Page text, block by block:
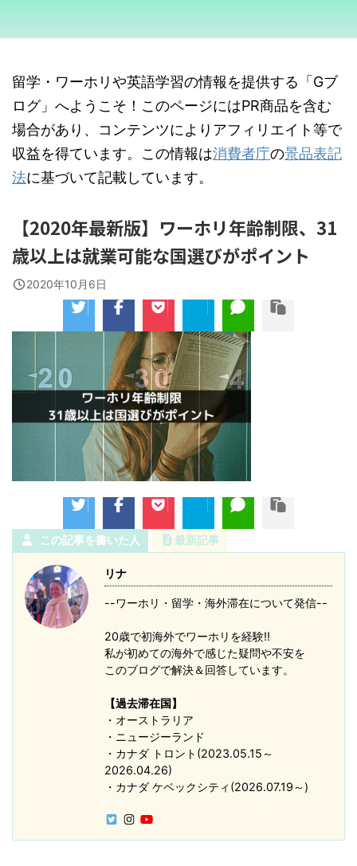
留学・ワーホリや英語学習の情報を提供する「Gブ
ログ」へようこそ！このページにはPR商品を含む
場合があり、コンテンツによりアフィリエイト等で
収益を得ています。この情報は消費者庁の景品表記
法に基づいて記載しています。
【2020年最新版】ワーホリ年齢制限、31
歳以上は就業可能な国選びがポイント
2020年10月6日
この記事を書いた人 最新記事
リナ
--ワーホリ・留学・海外滞在について発信--
20歳で初海外でワーホリを経験!!
私が初めての海外で感じた疑問や不安を
このブログで解決＆回答しています。
【過去滞在国】
・オーストラリア
・ニュージーランド
・カナダ トロント(2023.05.15～
2026.04.26)
・カナダ ケベックシティ(2026.07.19～)